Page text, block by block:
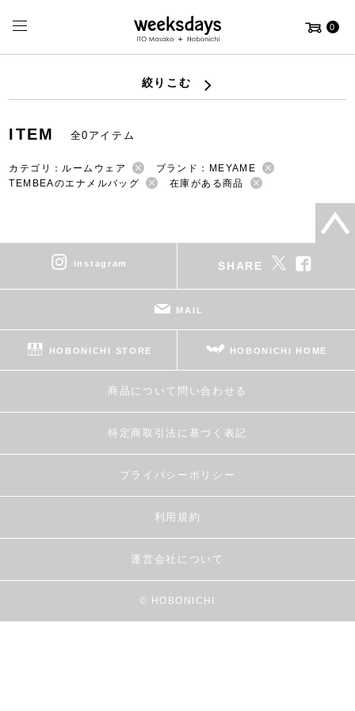
0
絞りこむ
ITEM 全0アイテム
カテゴリ：ルームウェア
ブランド：MEYAME
TEMBEAのエナメルバッグ
在庫がある商品
instagram SHARE
MAIL
HOBONICHI STORE HOBONICHI HOME
商品について問い合わせる
特定商取引法に基づく表記
プライバシーポリシー
利用規約
運営会社について
© HOBONICHI